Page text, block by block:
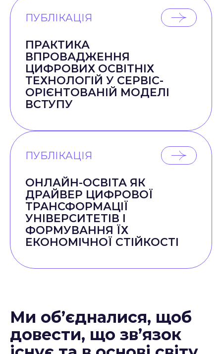
ПУБЛІКАЦІЯ
ПРАКТИКА
ВПРОВАДЖЕННЯ
ЦИФРОВИХ ОСВІТНІХ
ТЕХНОЛОГІЙ У СЕРВІС-
ОРІЄНТОВАНІЙ МОДЕЛІ
ВСТУПУ
ПУБЛІКАЦІЯ
ОНЛАЙН-ОСВІТА ЯК
ДРАЙВЕР ЦИФРОВОЇ
ТРАНСФОРМАЦІЇ
УНІВЕРСИТЕТІВ І
ФОРМУВАННЯ ЇХ
ЕКОНОМІЧНОЇ СТІЙКОСТІ
Ми об’єдналися, щоб
довести, що зв’язок